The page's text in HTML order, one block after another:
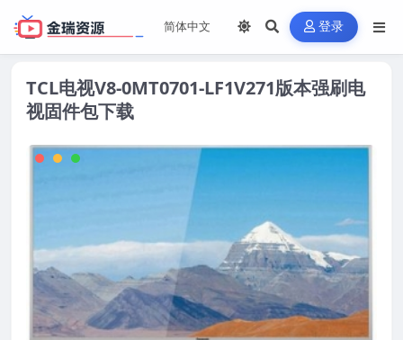
登录
TCL电视V8-0MT0701-LF1V271版本强刷电
视固件包下载